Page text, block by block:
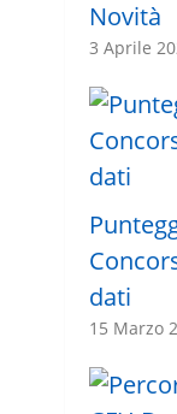
Novità
3 Aprile
dati
15 Marzo